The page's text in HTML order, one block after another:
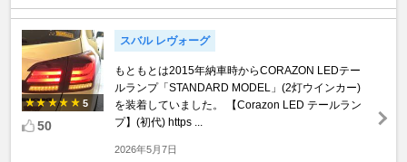
5
50
スバル レヴォーグ
もともとは2015年納車時からCORAZON LEDテー
ルランプ「STANDARD MODEL」(2灯ウインカー)
を装着していました。 【Corazon LED テールラン
プ】(初代) https ...
2026年5月7日